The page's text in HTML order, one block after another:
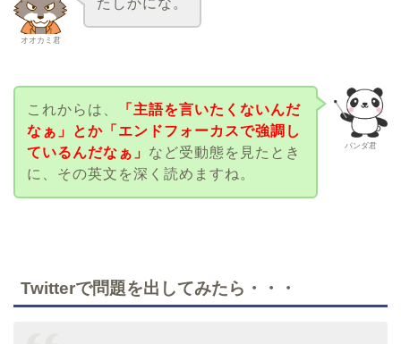
オオカミ君
たしかにな。
パンダ君
これからは、
「主語を言いたくないんだ
なぁ」とか「エンドフォーカスで強調し
ているんだなぁ」 など受動態を見たとき
に、その英文を深く読めますね。
Twitterで問題を出してみたら・・・